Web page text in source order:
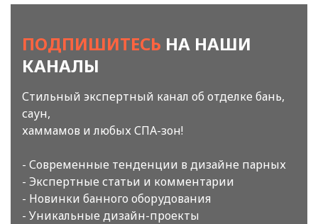
ПОДПИШИТЕСЬ НА НАШИ
КАНАЛЫ
Стильный экспертный канал об отделке бань,
саун,
хаммамов и любых СПА-зон!
- Современные тенденции в дизайне парных
- Экспертные статьи и комментарии
- Новинки банного оборудования
- Уникальные дизайн-проекты